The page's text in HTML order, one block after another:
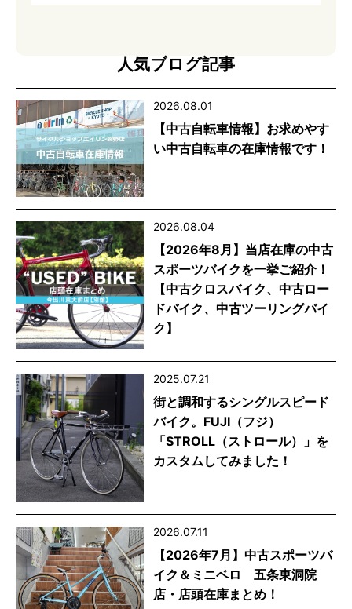
人気ブログ記事
2026.08.01
【中古自転車情報】お求めやす
い中古自転車の在庫情報です！
2026.08.04
【2026年8月】当店在庫の中古
スポーツバイクを一挙ご紹介！
【中古クロスバイク、中古ロー
ドバイク、中古ツーリングバイ
ク】
2025.07.21
街と調和するシングルスピード
バイク。FUJI（フジ）
「STROLL（ストロール）」を
カスタムしてみました！
2026.07.11
【2026年7月】中古スポーツバ
イク＆ミニベロ 五条東洞院
店・店頭在庫まとめ！